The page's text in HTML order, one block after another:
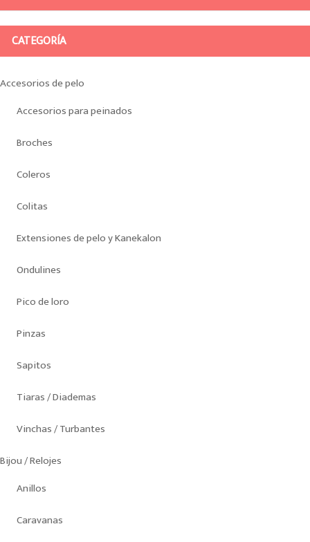
CATEGORÍA
Accesorios de pelo
Accesorios para peinados
Broches
Coleros
Colitas
Extensiones de pelo y Kanekalon
Ondulines
Pico de loro
Pinzas
Sapitos
Tiaras / Diademas
Vinchas / Turbantes
Bijou / Relojes
Anillos
Caravanas